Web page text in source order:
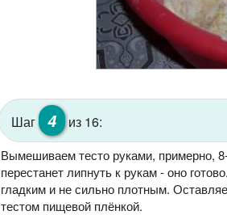
Шаг 4 из 16:
Вымешиваем тесто руками, примерно,
перестанет липнуть к рукам - оно
гладким и не сильно плотным.
тестом пищевой плёнкой.